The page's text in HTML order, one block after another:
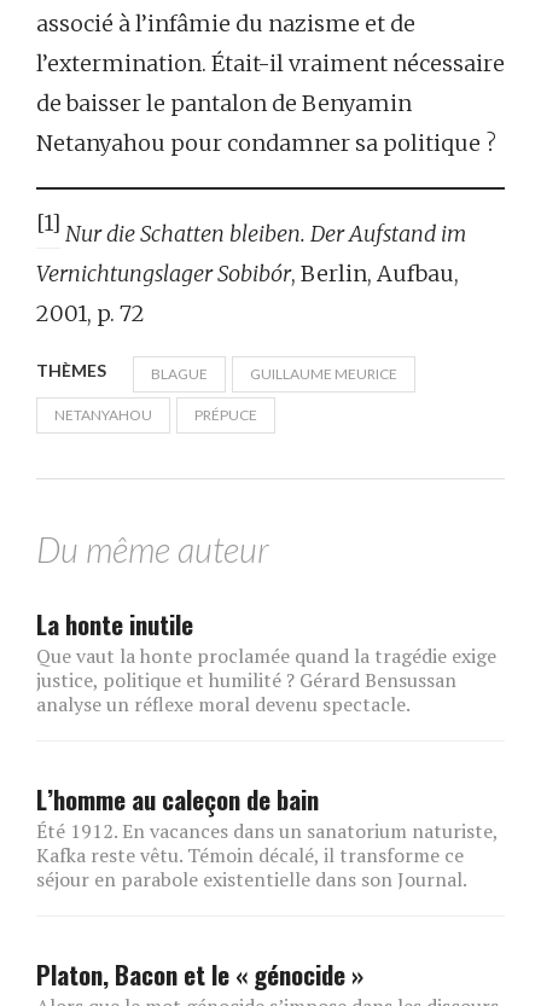
associé à l’infâmie du nazisme et de
l’extermination. Était-il vraiment nécessaire
de baisser le pantalon de Benyamin
Netanyahou pour condamner sa politique ?
[1] Nur die Schatten bleiben. Der Aufstand im
Vernichtungslager Sobibór, Berlin, Aufbau,
2001, p. 72
THÈMES BLAGUE GUILLAUME MEURICE
NETANYAHOU PRÉPUCE
Du même auteur
La honte inutile
Que vaut la honte proclamée quand la tragédie exige
justice, politique et humilité ? Gérard Bensussan
analyse un réflexe moral devenu spectacle.
L’homme au caleçon de bain
Été 1912. En vacances dans un sanatorium naturiste,
Kafka reste vêtu. Témoin décalé, il transforme ce
séjour en parabole existentielle dans son Journal.
Platon, Bacon et le « génocide »